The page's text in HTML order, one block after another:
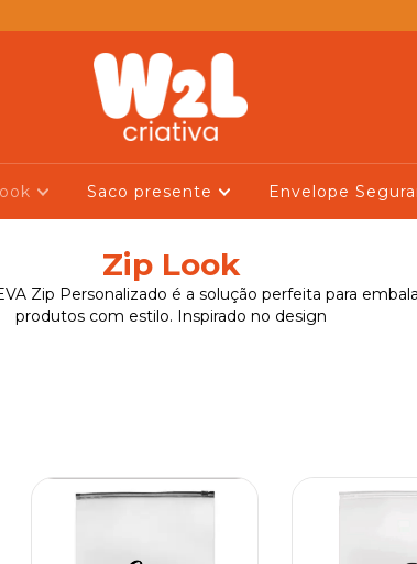
Saco presente Envelope
Zip Look
Zip Personalizado é a solução perfeita para
produtos com estilo. Inspirado no design